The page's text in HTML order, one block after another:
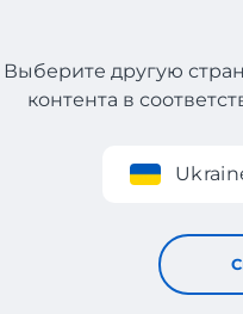
Регистрация
Выберите другую
контента в
Спортивная обувь
Спортивная